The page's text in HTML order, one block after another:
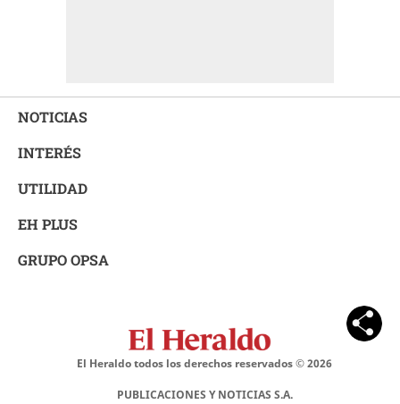
NOTICIAS
INTERÉS
UTILIDAD
EH PLUS
GRUPO OPSA
El Heraldo todos los derechos reservados ©2026
PUBLICACIONES Y NOTICIAS S.A.